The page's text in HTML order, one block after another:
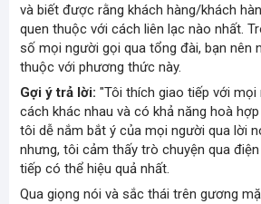
và biết được rằng khách hàng/khách
quen thuộc với cách liên lạc nào nhất.
số mọi người gọi qua tổng đài, bạn nên
thuộc với phương thức này.
Gợi ý trả lời: "Tôi thích giao tiếp với mọi
cách khác nhau và có khả năng hoà
tôi dễ nắm bắt ý của mọi người qua lời
nhưng, tôi cảm thấy trò chuyện qua
tiếp có thể hiệu quả nhất.
Qua giọng nói và sắc thái trên gương